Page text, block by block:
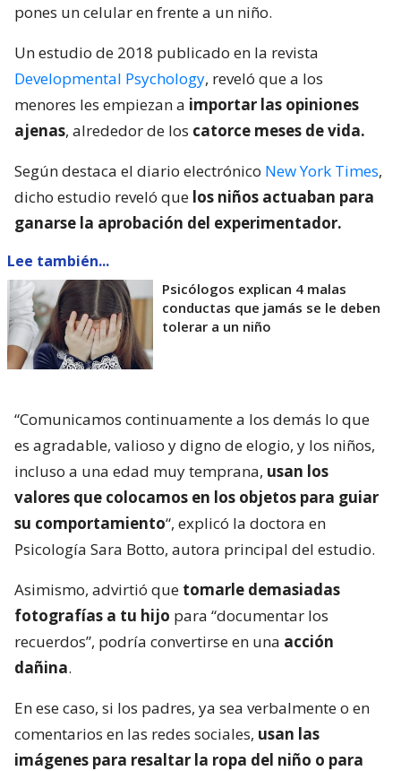
pones un celular en frente a un niño.
Un estudio de 2018 publicado en la revista
Developmental Psychology, reveló que a los
menores les empiezan a importar las opiniones
ajenas, alrededor de los catorce meses de vida.
Según destaca el diario electrónico New York Times,
dicho estudio reveló que los niños actuaban para
ganarse la aprobación del experimentador.
Lee también...
Psicólogos explican 4 malas
conductas que jamás se le deben
tolerar a un niño
“Comunicamos continuamente a los demás lo que
es agradable, valioso y digno de elogio, y los niños,
incluso a una edad muy temprana, usan los
valores que colocamos en los objetos para guiar
su comportamiento“, explicó la doctora en
Psicología Sara Botto, autora principal del estudio.
Asimismo, advirtió que tomarle demasiadas
fotografías a tu hijo para “documentar los
recuerdos”, podría convertirse en una acción
dañina.
En ese caso, si los padres, ya sea verbalmente o en
comentarios en las redes sociales, usan las
imágenes para resaltar la ropa del niño o para